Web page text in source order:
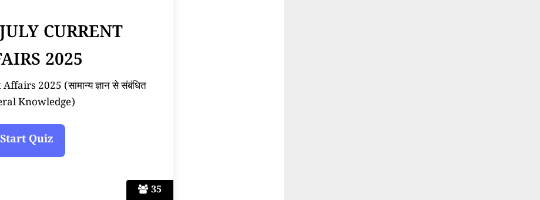
35
CURRENT
2025
2025 (सामान्य ज्ञान से संबंधित
Knowledge)